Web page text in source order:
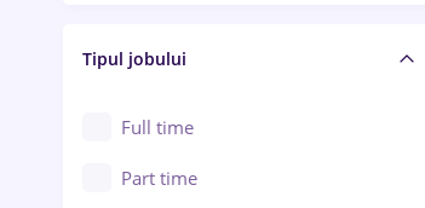
Arad
Baia Mare
Asigurări
Au pair / Babysitter / Curățenie
Audit / Consultanță
Tipul jobului
Full time
Part time